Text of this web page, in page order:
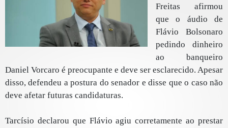
Freitas afirmou
que o áudio de
Flávio Bolsonaro
pedindo dinheiro
ao banqueiro
Daniel Vorcaro é preocupante e deve ser esclarecido. Apesar
disso, defendeu a postura do senador e disse que o caso não
deve afetar futuras candidaturas.
Tarcísio declarou que Flávio agiu corretamente ao prestar